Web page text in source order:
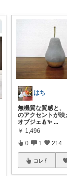
はち
無機質な質感と、
のアクセントが映
オブジェ🍐✨ ...
￥ 1,496
0 1 214
コレ